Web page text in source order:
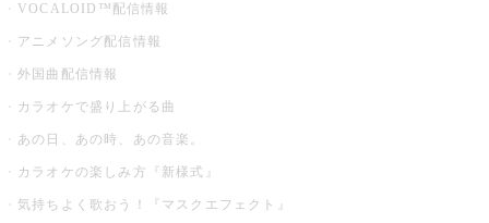
VOCALOID™配信情報
アニメソング配信情報
外国曲配信情報
カラオケで盛り上がる曲
あの日、あの時、あの音楽。
カラオケの楽しみ方『新様式』
気持ちよく歌おう！『マスクエフェクト』